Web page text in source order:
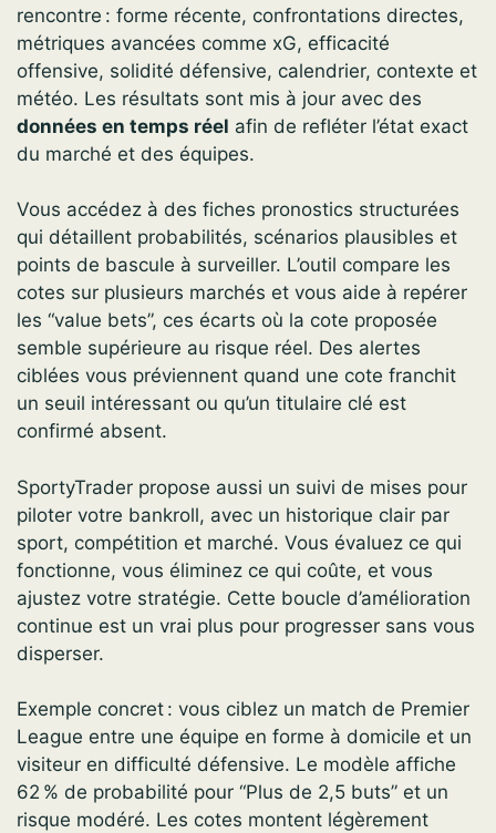
rencontre : forme récente, confrontations directes,
métriques avancées comme xG, efficacité
offensive, solidité défensive, calendrier, contexte et
météo. Les résultats sont mis à jour avec des
données en temps réel afin de refléter l’état exact
du marché et des équipes.
Vous accédez à des fiches pronostics structurées
qui détaillent probabilités, scénarios plausibles et
points de bascule à surveiller. L’outil compare les
cotes sur plusieurs marchés et vous aide à repérer
les “value bets”, ces écarts où la cote proposée
semble supérieure au risque réel. Des alertes
ciblées vous préviennent quand une cote franchit
un seuil intéressant ou qu’un titulaire clé est
confirmé absent.
SportyTrader propose aussi un suivi de mises pour
piloter votre bankroll, avec un historique clair par
sport, compétition et marché. Vous évaluez ce qui
fonctionne, vous éliminez ce qui coûte, et vous
ajustez votre stratégie. Cette boucle d’amélioration
continue est un vrai plus pour progresser sans vous
disperser.
Exemple concret : vous ciblez un match de Premier
League entre une équipe en forme à domicile et un
visiteur en difficulté défensive. Le modèle affiche
62 % de probabilité pour “Plus de 2,5 buts” et un
risque modéré. Les cotes montent légèrement